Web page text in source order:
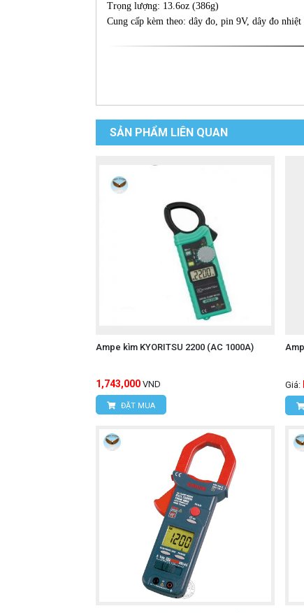
Trọng lượng: 13.6oz (386g)
Cung cấp kèm theo: dây đo, pin 9V, dây đo
SẢN PHẨM LIÊN QUAN
Ampe kìm KYORITSU 2200 (AC 1000A)
1,743,000 VND
ĐẶT MUA
Giá: